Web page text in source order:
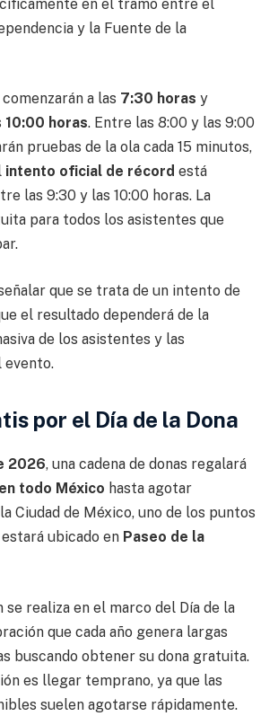
en el tramo entre el
y la Fuente de la
a las 7:30 horas y
10:00 horas. Entre las 8:00 y las 9:00
pruebas de la ola cada 15 minutos,
intento oficial de récord está
las 9:30 y las 10:00 horas. La
para todos los asistentes que
que se trata de un intento de
el resultado dependerá de la
de los asistentes y las
evento.
por el Día de la Dona
2026, una cadena de donas regalará
todo México hasta agotar
Ciudad de México, uno de los puntos
ubicado en Paseo de la
se realiza en el marco del Día de la
que cada año genera largas
buscando obtener su dona gratuita.
es llegar temprano, ya que las
suelen agotarse rápidamente.